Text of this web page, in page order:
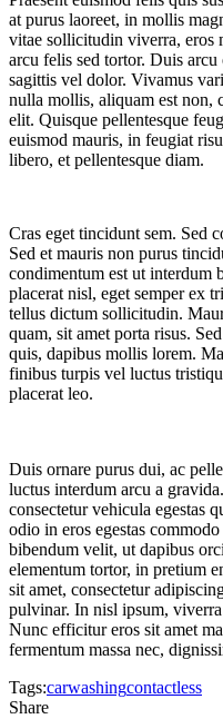
at purus laoreet, in mollis
vitae sollicitudin viverra, eros
arcu felis sed tortor. Duis
sagittis vel dolor. Vivamus
nulla mollis, aliquam est non,
elit. Quisque pellentesque
euismod mauris, in feugiat
libero, et pellentesque diam.
Cras eget tincidunt sem. Sed
Sed et mauris non purus
condimentum est ut interdum
placerat nisl, eget semper ex
tellus dictum sollicitudin.
quam, sit amet porta risus.
quis, dapibus mollis lorem.
finibus turpis vel luctus
placerat leo.
Duis ornare purus dui, ac
luctus interdum arcu a
consectetur vehicula egestas
odio in eros egestas
bibendum velit, ut dapibus
elementum tortor, in pretium
sit amet, consectetur
pulvinar. In nisl ipsum,
Nunc efficitur eros sit amet
fermentum massa nec,
Tags:carwashingcontactless
Share